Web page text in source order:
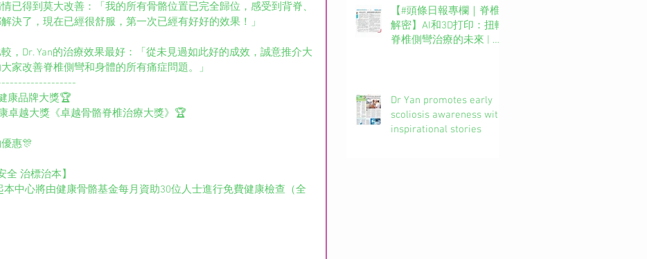
已得到莫大改善：「我的所有骨骼位置已完全歸位，感受到背脊、
決了，現在已經很舒服，第一次已經有好好的效果！」
，Dr. Yan的治療效果最好：「從未見過如此好的成效，誠意推介大
家改善脊椎側彎和身體的所有痛症問題。」
康品牌大獎🏆
康卓越大獎《卓越骨骼脊椎治療大獎》🏆
惠🎊
全 治標治本】
台長 葉文輝Barry Ip (啤
梨）嘉賓主持：吳錞銦博
士Dr. Yan
【#頭條日報專欄｜脊椎
解密】AI和3D打印：扭轉
脊椎側彎治療的未來 | 脊
Dr Yan promotes early
scoliosis awareness with
inspirational stories